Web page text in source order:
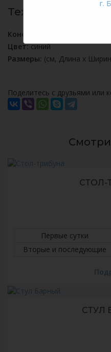
Технические
Конструкция:
Цвет:синий
Размеры: (см, Длина х
Поделитесь с друзьями или
СТОЛ-
Первые сутки
Вторые и последующие
СТУЛ
г.